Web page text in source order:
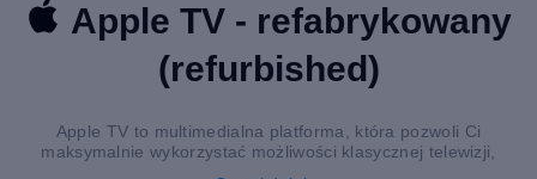
Apple TV - refabrykowany
(refurbished)
Apple TV to multimedialna platforma, która pozwoli Ci
maksymalnie wykorzystać możliwości klasycznej telewizji,